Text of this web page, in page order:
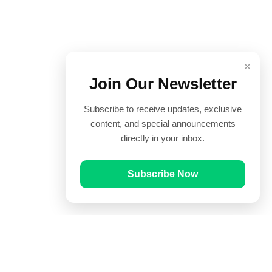
×
Join Our Newsletter
Subscribe to receive updates, exclusive
content, and special announcements
directly in your inbox.
Subscribe Now